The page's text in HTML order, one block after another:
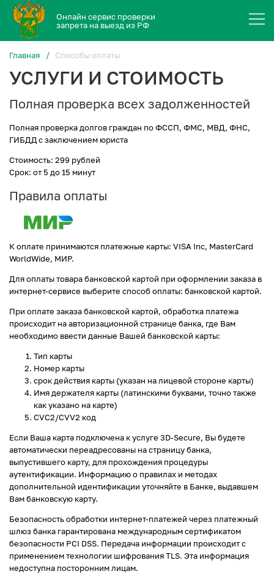
Онлайн сервис проверки
запрета на выезд из РФ
Главная Способы оплаты
УСЛУГИ И СТОИМОСТЬ
Полная проверка всех задолженностей
Полная проверка долгов граждан по ФССП, ФМС, МВД, ФНС,
ГИБДД с заключением юриста
Стоимость: 299 рублей
Срок: от 5 до 15 минут
Правила оплаты
К оплате принимаются платежные карты: VISA Inc, MasterCard
WorldWide, МИР.
Для оплаты товара банковской картой при оформлении заказа в
интернет-сервисе выберите способ оплаты: банковской картой.
При оплате заказа банковской картой, обработка платежа
происходит на авторизационной странице банка, где Вам
необходимо ввести данные Вашей банковской карты:
Тип карты
Номер карты
срок действия карты (указан на лицевой стороне карты)
Имя держателя карты (латинскими буквами, точно также
как указано на карте)
CVC2/CVV2 код
Если Ваша карта подключена к услуге 3D-Secure, Вы будете
автоматически переадресованы на страницу банка,
выпустившего карту, для прохождения процедуры
аутентификации. Информацию о правилах и методах
дополнительной идентификации уточняйте в Банке, выдавшем
Вам банковскую карту.
Безопасность обработки интернет-платежей через платежный
шлюз банка гарантирована международным сертификатом
безопасности PCI DSS. Передача информации происходит с
применением технологии шифрования TLS. Эта информация
недоступна посторонним лицам.